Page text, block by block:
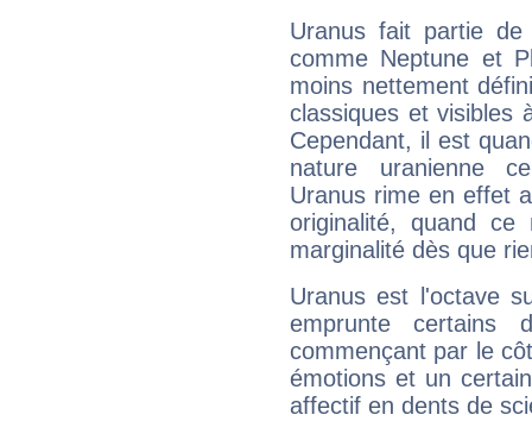
Uranus fait partie
comme Neptune et
moins nettement
classiques et visibles
Cependant, il est
nature uranienne
Uranus rime en effet
originalité, quand ce
marginalité dès que
Uranus est l'octave
emprunte
commençant par le
émotions et un
affectif en dents de